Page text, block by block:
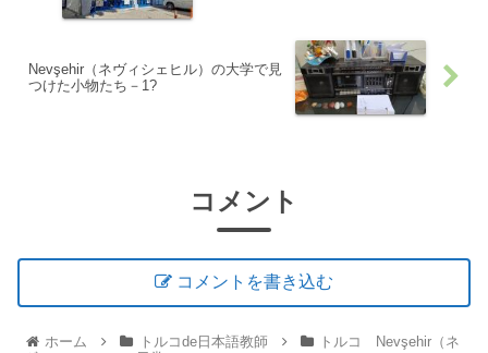
Nevşehir（ネヴィシェヒル）の大学で見
つけた小物たち－1?
コメント
コメントを書き込む
ホーム トルコde日本語教師
トルコ Nevşehir（ネ